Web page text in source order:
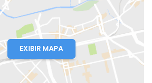
EXIBIR MAPA